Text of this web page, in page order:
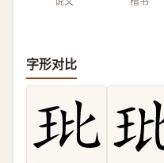
字形对比